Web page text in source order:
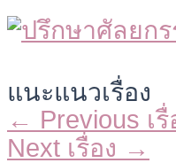
แนะแนวเรื่อง
← Previous เรื่
Next เรื่อง →